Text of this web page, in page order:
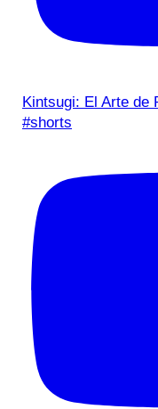
Kintsugi: El Arte de
#shorts